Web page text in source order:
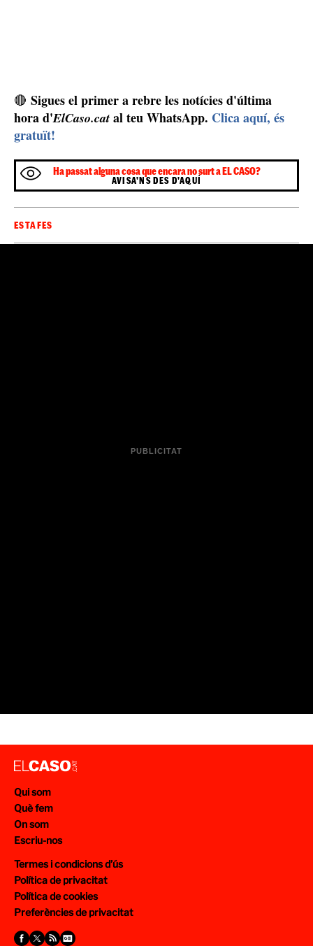
🔴 Sigues el primer a rebre les notícies d'última
hora d'ElCaso.cat al teu WhatsApp. Clica aquí, és
gratuït!
Ha passat alguna cosa que encara no surt a EL CASO?
AVISA'NS DES D'AQUÍ
ESTAFES
Qui som
Què fem
On som
Escriu-nos
Termes i condicions d’ús
Política de privacitat
Política de cookies
Preferències de privacitat